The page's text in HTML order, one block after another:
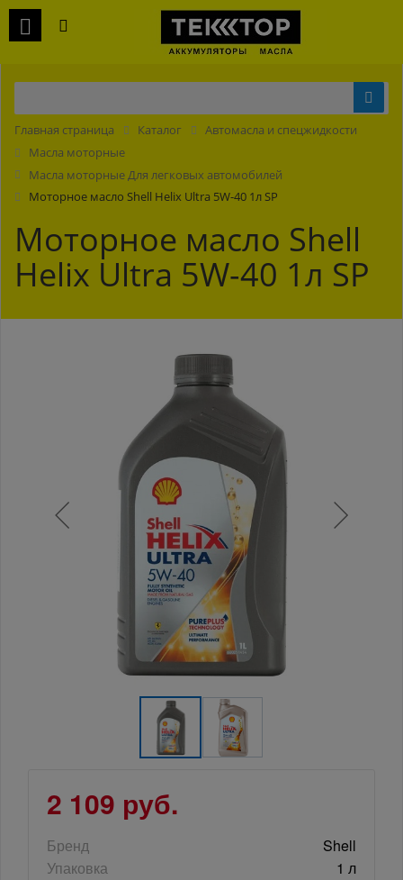
Главная страница Каталог
Автомасла и спецжидкости
Масла моторные
Масла моторные Для легковых автомобилей
Моторное масло Shell Helix Ultra 5W-40 1л SP
Моторное масло Shell
Helix Ultra 5W-40 1л SP
2 109 руб.
Бренд
Shell
Упаковка
1 л